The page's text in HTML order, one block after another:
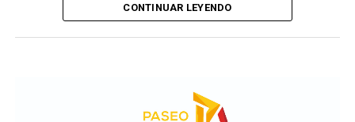
CONTINUAR LEYENDO